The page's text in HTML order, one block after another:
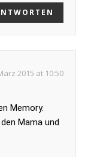
2015 at 10:50
Memory.
Mama und